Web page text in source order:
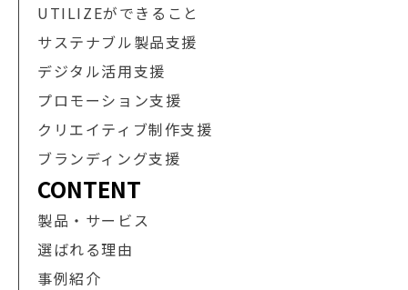
UTILIZEができること
サステナブル製品支援
デジタル活用支援
プロモーション支援
クリエイティブ制作支援
ブランディング支援
CONTENT
製品・サービス
選ばれる理由
事例紹介